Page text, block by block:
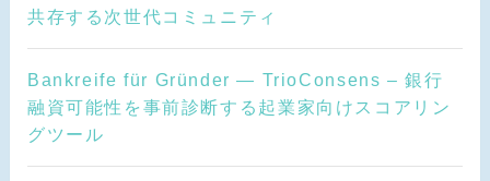
共存する次世代コミュニティ
Bankreife für Gründer — TrioConsens – 銀行
融資可能性を事前診断する起業家向けスコアリン
グツール